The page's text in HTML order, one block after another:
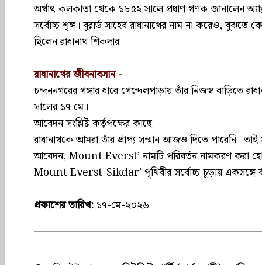
অর্থাৎ কলকাতা থেকে ১৮৫২ সালে প্রধাণ গণক জানালেন
সর্বোচ্চ শৃঙ্গ। বুরার্ড সাহেব রাধানাথের নাম না করেও,
ছিলেন রাধানাথ শিকদার।
রাধানাথের জীবনাবসান -
চন্দননগরের গঙ্গার ধারে গেন্দেলপাড়ায় তাঁর নিজস্ব বাড়িতে
সালের ১৭ মে।
আবেদন সংশ্লিষ্ট কর্তৃপক্ষের কাছে -
রাধানাথকে আমরা তাঁর প্রাপ্য সম্মান আজও দিতে পারেনি। তাই
আবেদন, Mount Everst’ নামটি পরিবর্তন নামকরণ
Mount Everst-Sikdar’ পৃথিবীর সর্বোচ্চ চূড়ায় একসঙ্গে
প্রকাশের তারিখ: ১৭-মে-২০২৬